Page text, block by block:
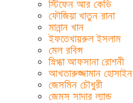
স্টিফেন আর কেভি
ফৌজিয়া খাতুন রানা
মান্নান খান
ইফতেখায়রুল ইসলাম
মেল রবিন্স
স্নিগ্ধা আফসানা রোশনী
আখতারুজ্জামান হোসাইন
জেসমিন চৌধুরী
জেমস সাদার ল্যান্ড